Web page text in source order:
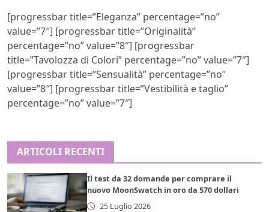
[progressbar title=”Eleganza” percentage=”no”
value=”7″] [progressbar title=”Originalità”
percentage=”no” value=”8″] [progressbar
title=”Tavolozza di Colori” percentage=”no” value=”7″]
[progressbar title=”Sensualità” percentage=”no”
value=”8″] [progressbar title=”Vestibilità e taglio”
percentage=”no” value=”7″]
ARTICOLI RECENTI
Il test da 32 domande per comprare il
nuovo MoonSwatch in oro da 570 dollari
25 Luglio 2026